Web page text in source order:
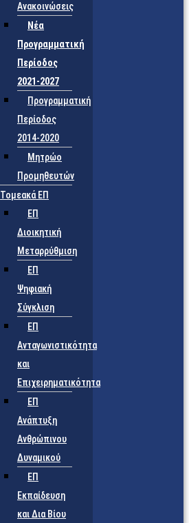
Ανακοινώσεις
Νέα
Προγραμματική
Περίοδος
2021-2027
Προγραμματική
Περίοδος
2014-2020
Μητρώο
Προμηθευτών
Τομεακά ΕΠ
ΕΠ
Διοικητική
Μεταρρύθμιση
ΕΠ
Ψηφιακή
Σύγκλιση
ΕΠ
Ανταγωνιστικότητα
και
Επιχειρηματικότητα
ΕΠ
Ανάπτυξη
Ανθρώπινου
Δυναμικού
ΕΠ
Εκπαίδευση
και Δια Βίου